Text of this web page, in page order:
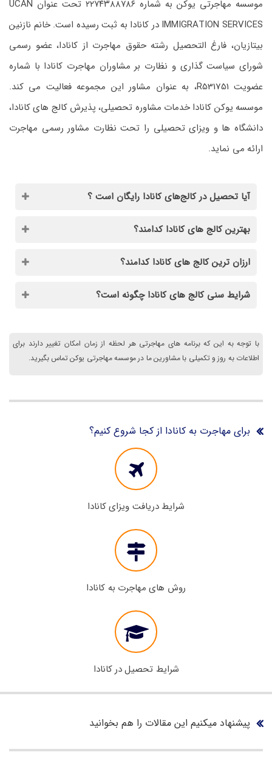
موسسه مهاجرتی یوکن به شماره ۲۲۷۴۳۸۸۷۸۶ تحت عنوان UCAN
IMMIGRATION SERVICES در کانادا به ثبت رسیده است. خانم نازنین
بیتازیان، فارغ التحصیل رشته حقوق مهاجرت از کانادا، عضو رسمی
شورای سیاست گذاری و نظارت بر مشاوران مهاجرت کانادا با شماره
عضویت R531751، به عنوان مشاور این مجموعه فعالیت می کند.
موسسه یوکن کانادا خدمات مشاوره تحصیلی، پذیرش کالج های کانادا،
دانشگاه ها و ویزای تحصیلی را تحت نظارت مشاور رسمی مهاجرت
ارائه می نماید.
آیا تحصیل در کالج‌های کانادا رایگان است ؟
بهترین کالج های کانادا کدامند؟
ارزان ترین کالج های کانادا کدامند؟
شرایط سنی کالج های کانادا چگونه است؟
با توجه به این که برنامه های مهاجرتی هر لحظه از زمان امکان تغییر دارند برای
اطلاعات به روز و تکمیلی با مشاورین ما در موسسه مهاجرتی یوکن تماس بگیرید.
برای مهاجرت به کانادا از کجا شروع کنیم؟
شرایط دریافت ویزای کانادا
روش های مهاجرت به کانادا
شرایط تحصیل در کانادا
پیشنهاد میکنیم این مقالات را هم بخوانید